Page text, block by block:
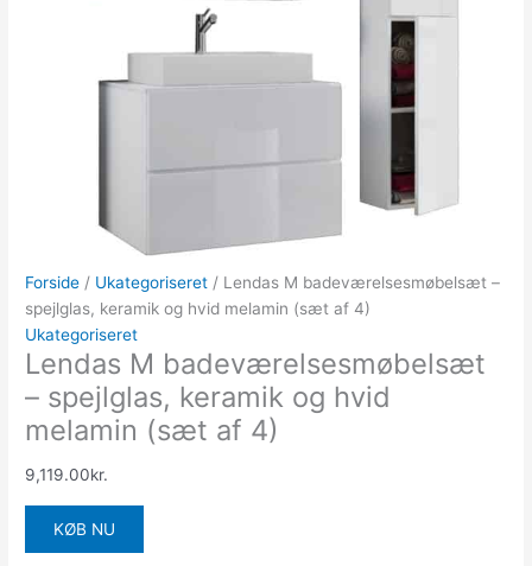
Forside / Ukategoriseret / Lendas M badeværelsesmøbelsæt –
spejlglas, keramik og hvid melamin (sæt af 4)
Ukategoriseret
Lendas M badeværelsesmøbelsæt
– spejlglas, keramik og hvid
melamin (sæt af 4)
9,119.00kr.
KØB NU